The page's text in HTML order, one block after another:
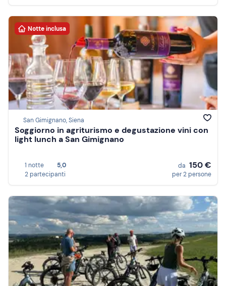
Notte inclusa
San Gimignano, Siena
Soggiorno in agriturismo e degustazione vini con
light lunch a San Gimignano
1 notte
5,0
2 partecipanti
da 150 €
per 2 persone